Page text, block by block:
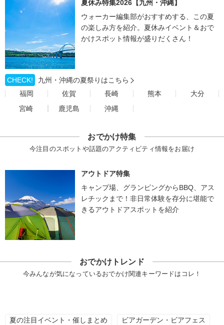
夏休み特集2026【九州・沖縄】
ウォーカー編集部がおすすめする、この夏
の楽しみ方を紹介。夏休みイベント＆おで
かけスポット情報が盛りだくさん！
CHECK!
九州・沖縄の夏祭りはこちら
福岡
佐賀 長崎 熊本
大分
宮崎
鹿児島 沖縄
おでかけ特集
今注目のスポットや話題のアクティビティ情報をお届け
アウトドア特集
キャンプ場、グランピングからBBQ、アス
レチックまで！非日常体験を存分に堪能で
きるアウトドアスポットを紹介
おでかけトレンド
今みんなが気になっているおでかけ関連キーワードはコレ！
夏の注目イベント・催しまとめ ビアガーデン・ビアフェス